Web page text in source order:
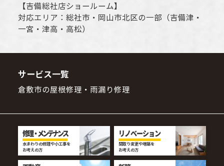
【吉備総社店ショールーム】
対応エリア： 総社市 ・ 岡山市北区の一部（吉備津・
一宮・津高・高松）
サービス一覧
倉敷市の屋根修理・雨漏り修理
修理・メンテナンス
水まわりの修理や小工事を
お考えの方
リノベーション
間取り変更や増築を
お考えの方